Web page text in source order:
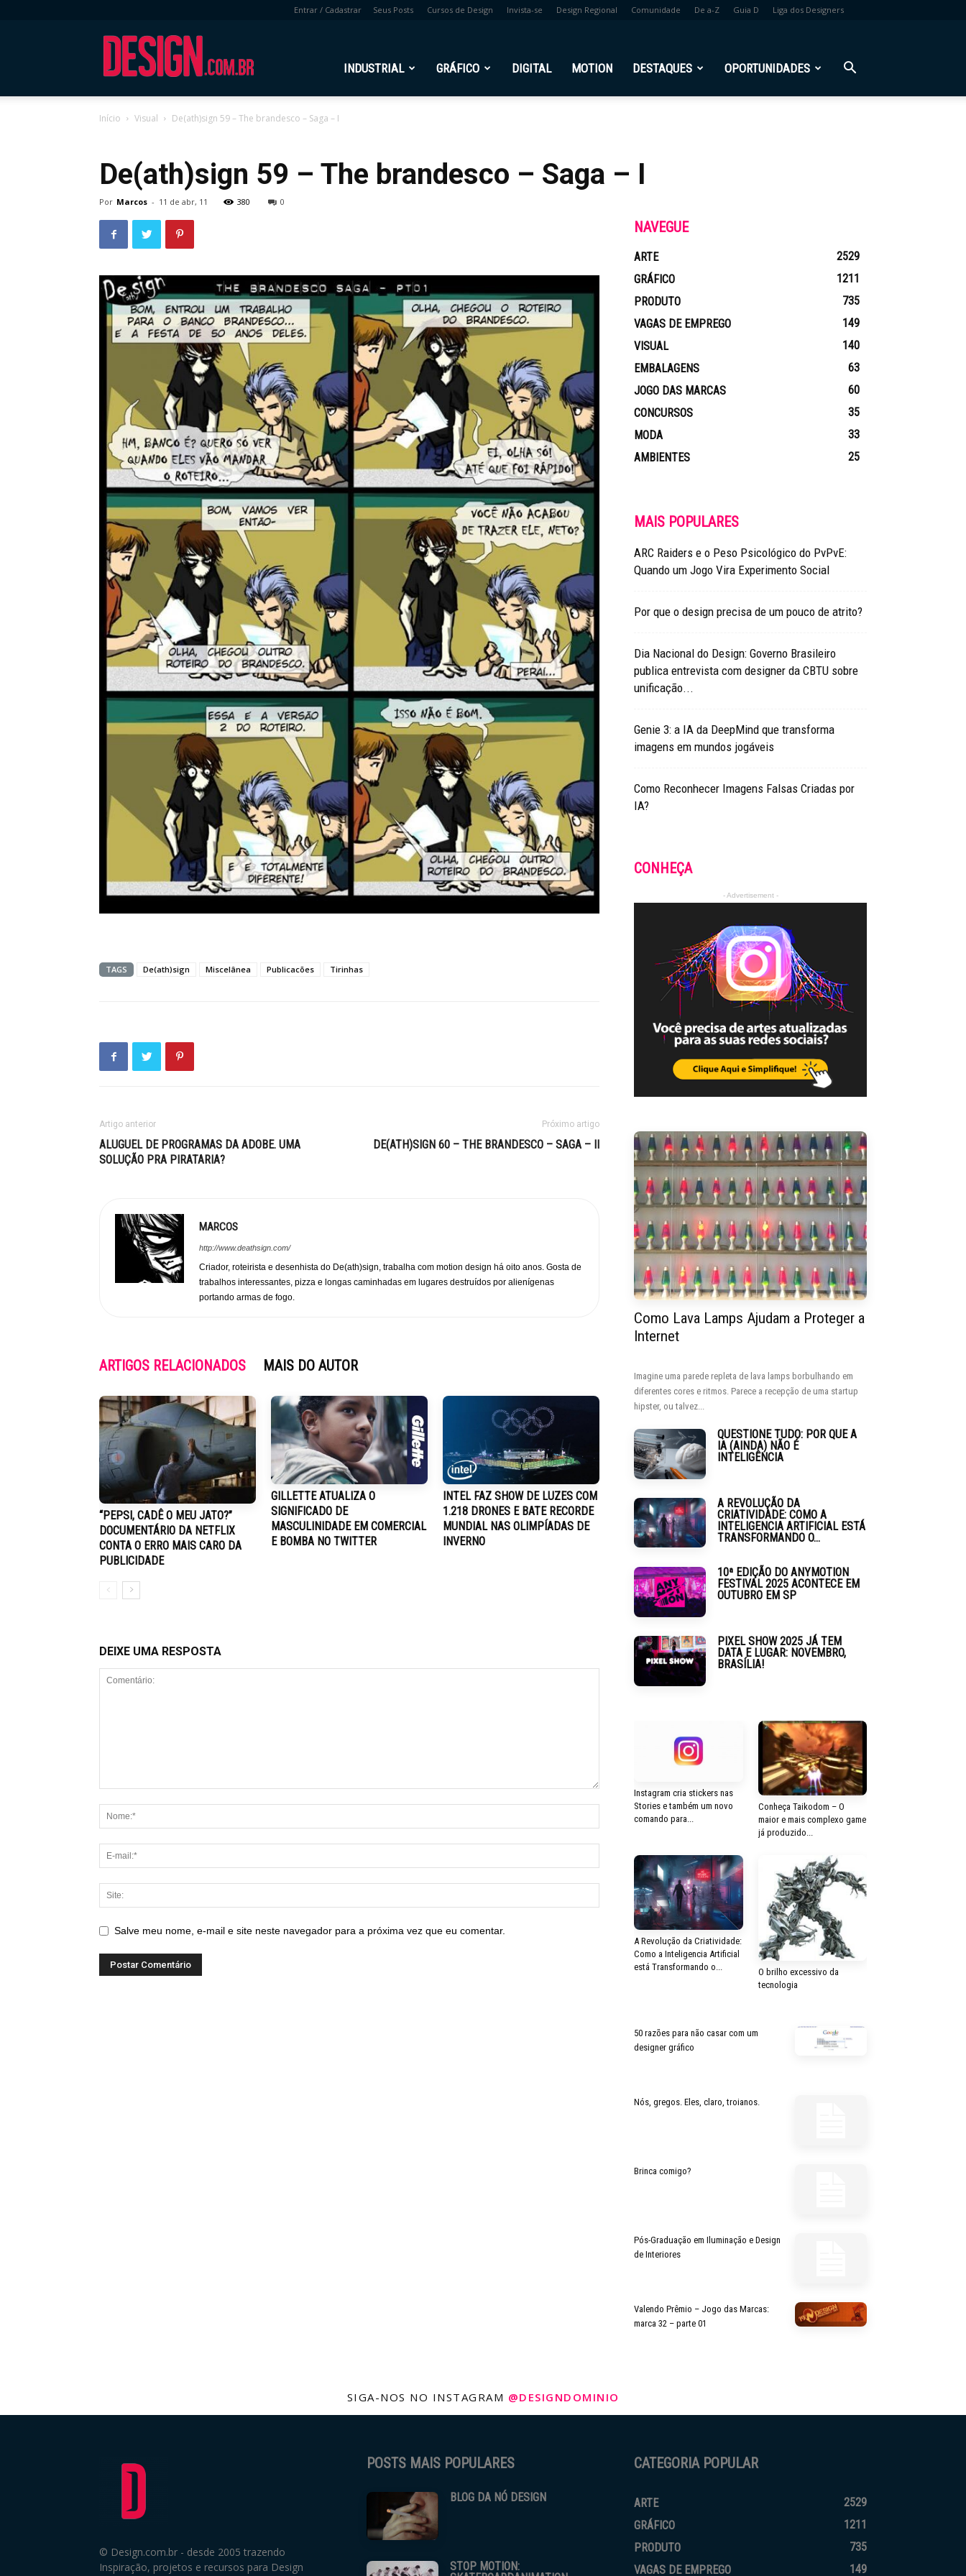
Entrar / Cadastrar Seus Posts Cursos de Design Invista-se Design Regional Comunidade De a-Z Guia D Liga dos Designers
INDUSTRIAL GRÁFICO DIGITAL MOTION DESTAQUES OPORTUNIDADES
Início Visual De(ath)sign 59 – The brandesco – Saga – I
De(ath)sign 59 – The brandesco – Saga – I
Por Marcos - 11 de abr, 11 380 0
TAGS De(ath)sign Miscelânea Publicacões Tirinhas
Artigo anterior
ALUGUEL DE PROGRAMAS DA ADOBE. UMA
SOLUÇÃO PRA PIRATARIA?
Próximo artigo
DE(ATH)SIGN 60 – THE BRANDESCO – SAGA – II
MARCOS
http://www.deathsign.com/
Criador, roteirista e desenhista do De(ath)sign, trabalha com motion design há oito anos. Gosta de
trabalhos interessantes, pizza e longas caminhadas em lugares destruídos por alienígenas
portando armas de fogo.
ARTIGOS RELACIONADOS MAIS DO AUTOR
“PEPSI, CADÊ O MEU JATO?”
DOCUMENTÁRIO DA NETFLIX
CONTA O ERRO MAIS CARO DA
PUBLICIDADE
GILLETTE ATUALIZA O
SIGNIFICADO DE
MASCULINIDADE EM COMERCIAL
E BOMBA NO TWITTER
INTEL FAZ SHOW DE LUZES COM
1.218 DRONES E BATE RECORDE
MUNDIAL NAS OLIMPÍADAS DE
INVERNO
DEIXE UMA RESPOSTA
Salve meu nome, e-mail e site neste navegador para a próxima vez que eu comentar.
NAVEGUE
ARTE
2529
GRÁFICO
1211
PRODUTO
735
VAGAS DE EMPREGO
149
VISUAL
140
EMBALAGENS
63
JOGO DAS MARCAS
60
CONCURSOS
35
MODA
33
AMBIENTES
25
MAIS POPULARES
ARC Raiders e o Peso Psicológico do PvPvE:
Quando um Jogo Vira Experimento Social
Por que o design precisa de um pouco de atrito?
Dia Nacional do Design: Governo Brasileiro
publica entrevista com designer da CBTU sobre
unificação...
Genie 3: a IA da DeepMind que transforma
imagens em mundos jogáveis
Como Reconhecer Imagens Falsas Criadas por
IA?
CONHEÇA
- Advertisement -
Como Lava Lamps Ajudam a Proteger a
Internet
Imagine uma parede repleta de lava lamps borbulhando em
diferentes cores e ritmos. Parece a recepção de uma startup
hipster, ou talvez...
QUESTIONE TUDO: POR QUE A
IA (AINDA) NÃO É
INTELIGÊNCIA
A REVOLUÇÃO DA
CRIATIVIDADE: COMO A
INTELIGENCIA ARTIFICIAL ESTÁ
TRANSFORMANDO O...
10ª EDIÇÃO DO ANYMOTION
FESTIVAL 2025 ACONTECE EM
OUTUBRO EM SP
PIXEL SHOW 2025 JÁ TEM
DATA E LUGAR: NOVEMBRO,
BRASÍLIA!
Instagram cria stickers nas
Stories e também um novo
comando para...
Conheça Taikodom – O
maior e mais complexo game
já produzido...
A Revolução da Criatividade:
Como a Inteligencia Artificial
está Transformando o...
O brilho excessivo da
tecnologia
50 razões para não casar com um
designer gráfico
Nós, gregos. Eles, claro, troianos.
Brinca comigo?
Pós-Graduação em Iluminação e Design
de Interiores
Valendo Prêmio – Jogo das Marcas:
marca 32 – parte 01
SIGA-NOS NO INSTAGRAM @DESIGNDOMINIO
© Design.com.br - desde 2005 trazendo
Inspiração, projetos e recursos para Design
POSTS MAIS POPULARES
BLOG DA NÓ DESIGN
STOP MOTION:
CATEGORIA POPULAR
ARTE
2529
GRÁFICO
1211
PRODUTO
735
VAGAS DE EMPREGO
149